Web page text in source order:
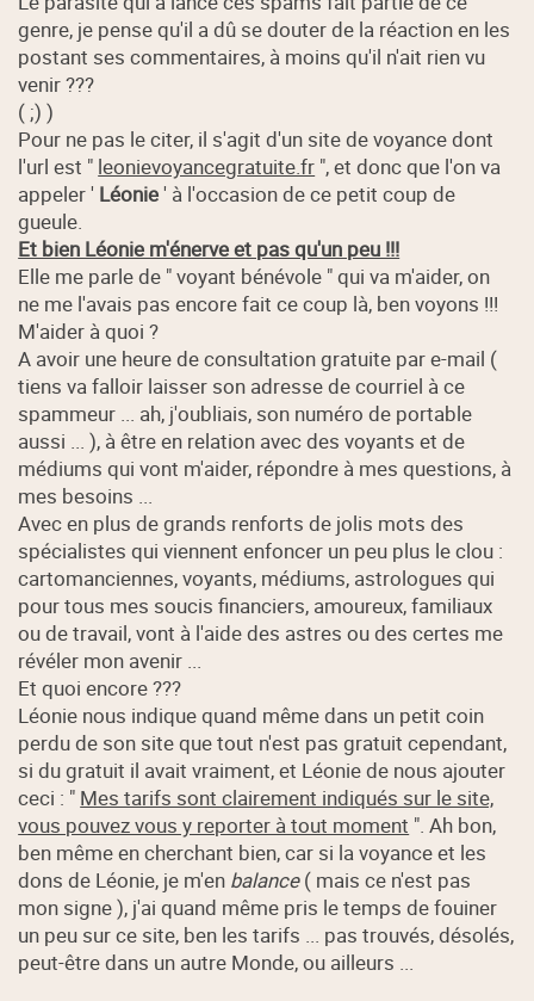
genre, je pense qu'il a dû se douter de la réaction en les
postant ses commentaires, à moins qu'il n'ait rien vu
venir ???
( ;) )
Pour ne pas le citer, il s'agit d'un site de voyance dont
l'url est " leonievoyancegratuite.fr ", et donc que l'on va
appeler ' Léonie' à l'occasion de ce petit coup de
gueule.
Et bien Léonie m'énerve et pas qu'un peu !!!
Elle me parle de " voyant bénévole " qui va m'aider, on
ne me l'avais pas encore fait ce coup là, ben voyons !!!
M'aider à quoi ?
A avoir une heure de consultation gratuite par e-mail (
tiens va falloir laisser son adresse de courriel à ce
spammeur ... ah, j'oubliais, son numéro de portable
aussi ... ), à être en relation avec des voyants et de
médiums qui vont m'aider, répondre à mes questions, à
mes besoins ...
Avec en plus de grands renforts de jolis mots des
spécialistes qui viennent enfoncer un peu plus le clou :
cartomanciennes, voyants, médiums, astrologues qui
pour tous mes soucis financiers, amoureux, familiaux
ou de travail, vont à l'aide des astres ou des certes me
révéler mon avenir ...
Et quoi encore ???
Léonie nous indique quand même dans un petit coin
perdu de son site que tout n'est pas gratuit cependant,
si du gratuit il avait vraiment, et Léonie de nous ajouter
ceci : " Mes tarifs sont clairement indiqués sur le site,
vous pouvez vous y reporter à tout moment ". Ah bon,
ben même en cherchant bien, car si la voyance et les
dons de Léonie, je m'en balance( mais ce n'est pas
mon signe ), j'ai quand même pris le temps de fouiner
un peu sur ce site, ben les tarifs ... pas trouvés, désolés,
peut-être dans un autre Monde, ou ailleurs ...